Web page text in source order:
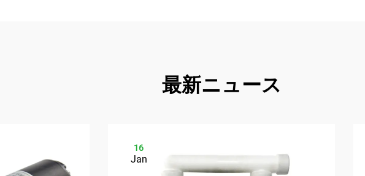
最新ニュース
16
Jan